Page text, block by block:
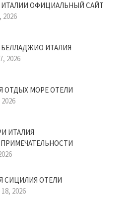
ОФИЦИАЛЬНЫЙ САЙТ
ИТАЛИЯ
2026
ОТДЫХ МОРЕ ОТЕЛИ
ИТАЛИЯ
СИЦИЛИЯ ОТЕЛИ
2026